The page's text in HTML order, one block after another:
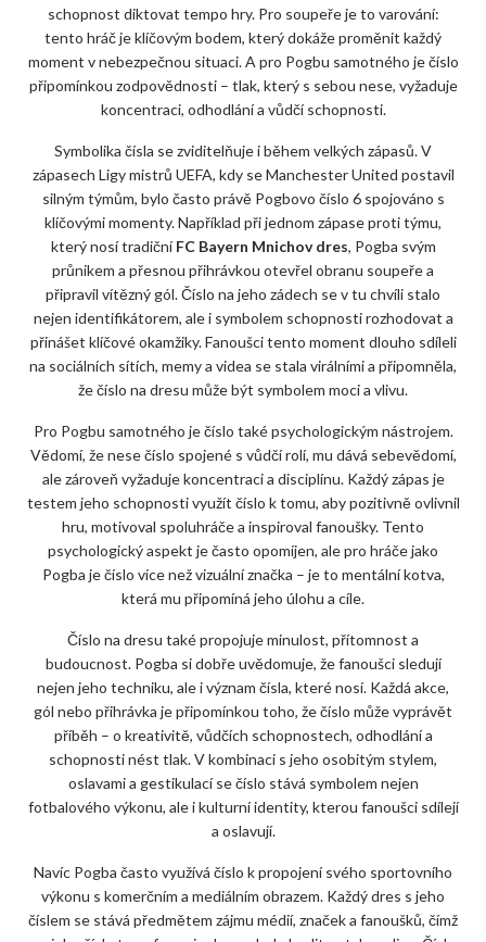
schopnost diktovat tempo hry. Pro soupeře je to varování:
tento hráč je klíčovým bodem, který dokáže proměnit každý
moment v nebezpečnou situaci. A pro Pogbu samotného je číslo
připomínkou zodpovědnosti – tlak, který s sebou nese, vyžaduje
koncentraci, odhodlání a vůdčí schopnosti.
Symbolika čísla se zviditelňuje i během velkých zápasů. V
zápasech Ligy mistrů UEFA, kdy se Manchester United postavil
silným týmům, bylo často právě Pogbovo číslo 6 spojováno s
klíčovými momenty. Například při jednom zápase proti týmu,
který nosí tradičníFC Bayern Mnichov dres, Pogba svým
průnikem a přesnou přihrávkou otevřel obranu soupeře a
připravil vítězný gól. Číslo na jeho zádech se v tu chvíli stalo
nejen identifikátorem, ale i symbolem schopnosti rozhodovat a
přinášet klíčové okamžiky. Fanoušci tento moment dlouho sdíleli
na sociálních sítích, memy a videa se stala virálními a připomněla,
že číslo na dresu může být symbolem moci a vlivu.
Pro Pogbu samotného je číslo také psychologickým nástrojem.
Vědomí, že nese číslo spojené s vůdčí rolí, mu dává sebevědomí,
ale zároveň vyžaduje koncentraci a disciplínu. Každý zápas je
testem jeho schopnosti využít číslo k tomu, aby pozitivně ovlivnil
hru, motivoval spoluhráče a inspiroval fanoušky. Tento
psychologický aspekt je často opomíjen, ale pro hráče jako
Pogba je číslo více než vizuální značka – je to mentální kotva,
která mu připomíná jeho úlohu a cíle.
Číslo na dresu také propojuje minulost, přítomnost a
budoucnost. Pogba si dobře uvědomuje, že fanoušci sledují
nejen jeho techniku, ale i význam čísla, které nosí. Každá akce,
gól nebo přihrávka je připomínkou toho, že číslo může vyprávět
příběh – o kreativitě, vůdčích schopnostech, odhodlání a
schopnosti nést tlak. V kombinaci s jeho osobitým stylem,
oslavami a gestikulací se číslo stává symbolem nejen
fotbalového výkonu, ale i kulturní identity, kterou fanoušci sdílejí
a oslavují.
Navíc Pogba často využívá číslo k propojení svého sportovního
výkonu s komerčním a mediálním obrazem. Každý dres s jeho
číslem se stává předmětem zájmu médií, značek a fanoušků, čímž